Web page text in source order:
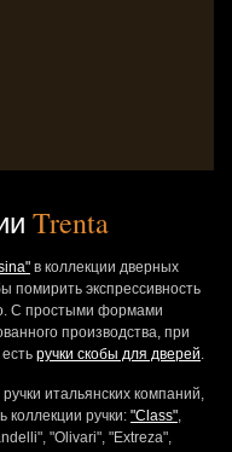
Trenta
в коллекции дверных
помирить экспрессивность
С простыми формами
производства, при
ручки скобы для дверей.
итальянских компаний,
коллекции ручки: "Class",
"Olivari", "Extreza",